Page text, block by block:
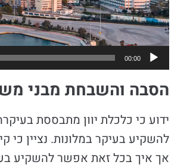
00:00
הסבה והשבחת מבני
ידוע כי כלכלת יוון מתבססת
להשקיע בעיקר במלונות. נציין כי
אך איך בכל זאת אפשר להשקיע